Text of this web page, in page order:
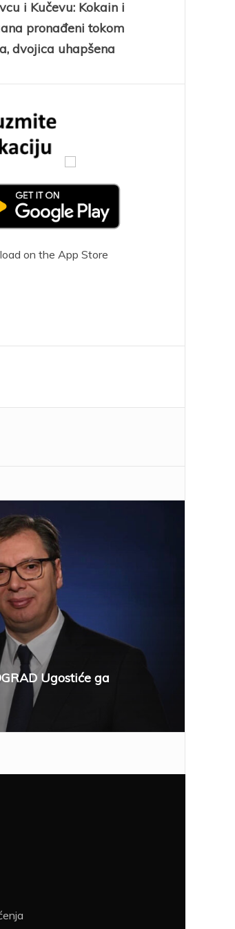
i Kučevu: Kokain i
pronađeni tokom
dvojica uhapšena
Ugostiće ga